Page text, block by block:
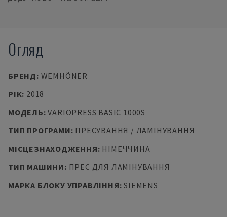
Огляд
БРЕНД: WEMHÖNER
РІК: 2018
МОДЕЛЬ:VARIOPRESS BASIC 1000S
ТИП ПРОГРАМИ: ПРЕСУВАННЯ / ЛАМІНУВАННЯ
МІСЦЕЗНАХОДЖЕННЯ: НІМЕЧЧИНА
ТИП МАШИНИ: ПРЕС ДЛЯ ЛАМІНУВАННЯ
МАРКА БЛОКУ УПРАВЛІННЯ:SIEMENS